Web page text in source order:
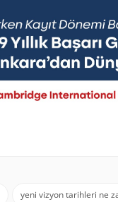
yeni vizyon tarihleri ne